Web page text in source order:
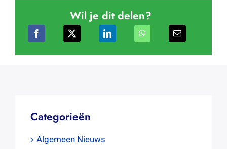
Wil je dit delen?
Categorieën
Algemeen Nieuws